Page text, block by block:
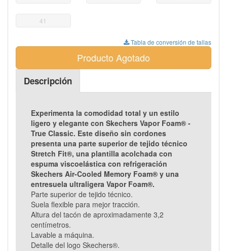
41
Tabla de conversión de tallas
Producto Agotado
Descripción
Experimenta la comodidad total y un estilo
ligero y elegante con Skechers Vapor Foam® -
True Classic. Este diseño sin cordones
presenta una parte superior de tejido técnico
Stretch Fit®, una plantilla acolchada con
espuma viscoelástica con refrigeración
Skechers Air-Cooled Memory Foam® y una
entresuela ultraligera Vapor Foam®.
Parte superior de tejido técnico.
Suela flexible para mejor tracción.
Altura del tacón de aproximadamente 3,2
centímetros.
Lavable a máquina.
Detalle del logo Skechers®.